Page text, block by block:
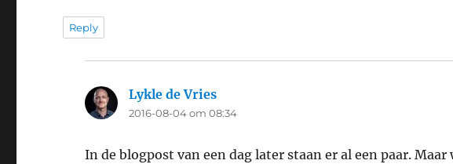
Reply
Lykle de Vries
2016-08-04 om 08:34
In de blogpost van een dag later staan er al een paar.